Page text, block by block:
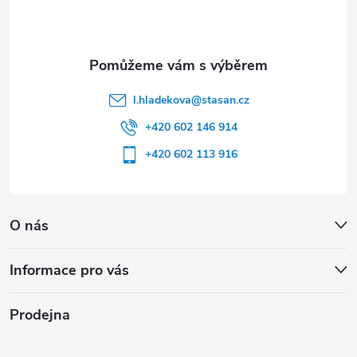
O nás
Informace pro vás
l.hladekova@stasan.cz
+420 602 146 914
+420 602 113 916
Prodejna